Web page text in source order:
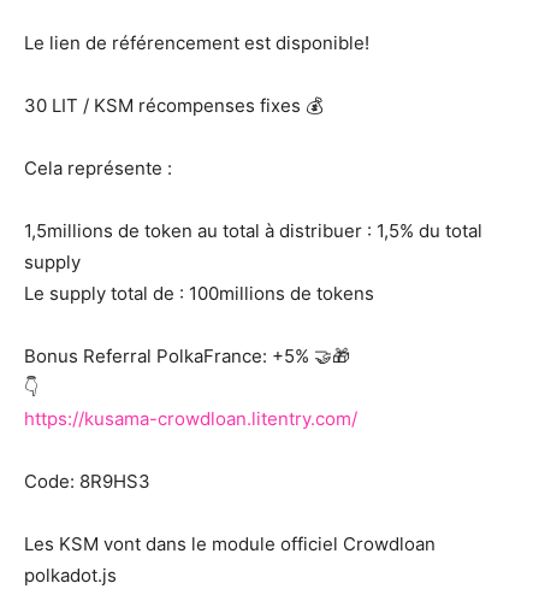
Le lien de référencement est disponible!
30 LIT / KSM récompenses fixes 💰
Cela représente :
1,5millions de token au total à distribuer : 1,5% du total
supply
Le supply total de : 100millions de tokens
Bonus Referral PolkaFrance: +5% 🤝🎁
👇
https://kusama-crowdloan.litentry.com/
Code: 8R9HS3
Les KSM vont dans le module officiel Crowdloan
polkadot.js